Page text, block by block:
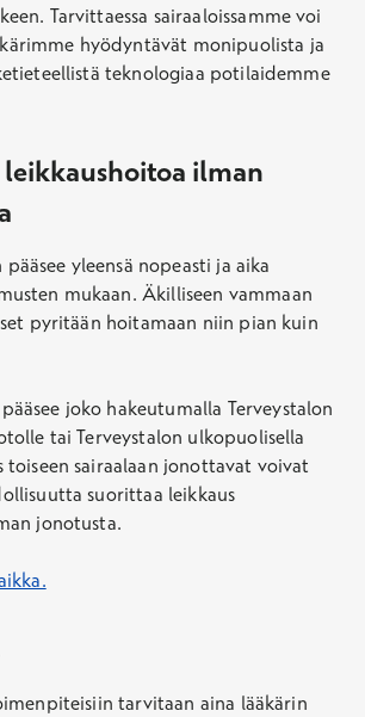
Tarvittaessa sairaaloissamme voi
hyödyntävät monipuolista ja
teknologiaa potilaidemme
leikkaushoitoa ilman
yleensä nopeasti ja aika
mukaan. Äkilliseen vammaan
pyritään hoitamaan niin pian kuin
joko hakeutumalla Terveystalon
tai Terveystalon ulkopuolisella
toiseen sairaalaan jonottavat voivat
suorittaa leikkaus
jonotusta.
tarvitaan aina lääkärin